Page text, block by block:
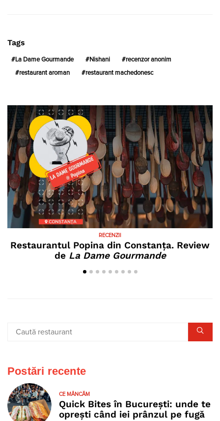
Tags
La Dame Gourmande Nishani recenzor anonim
restaurant aroman restaurant machedonesc
RECENZII
Restaurantul Popina din Constanța. Review
de La Dame Gourmande
Postări recente
CE MÂNCĂM
Quick Bites în București: unde te
oprești când iei prânzul pe fugă